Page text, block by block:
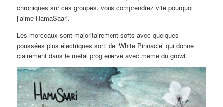
chroniques sur ces groupes, vous comprendrez vite pourquoi
j’aime HamaSaari.
Les morceaux sont majoritairement softs avec quelques
poussées plus électriques sorti de ‘White Pinnacle’ qui donne
clairement dans le metal prog énervé avec même du growl.